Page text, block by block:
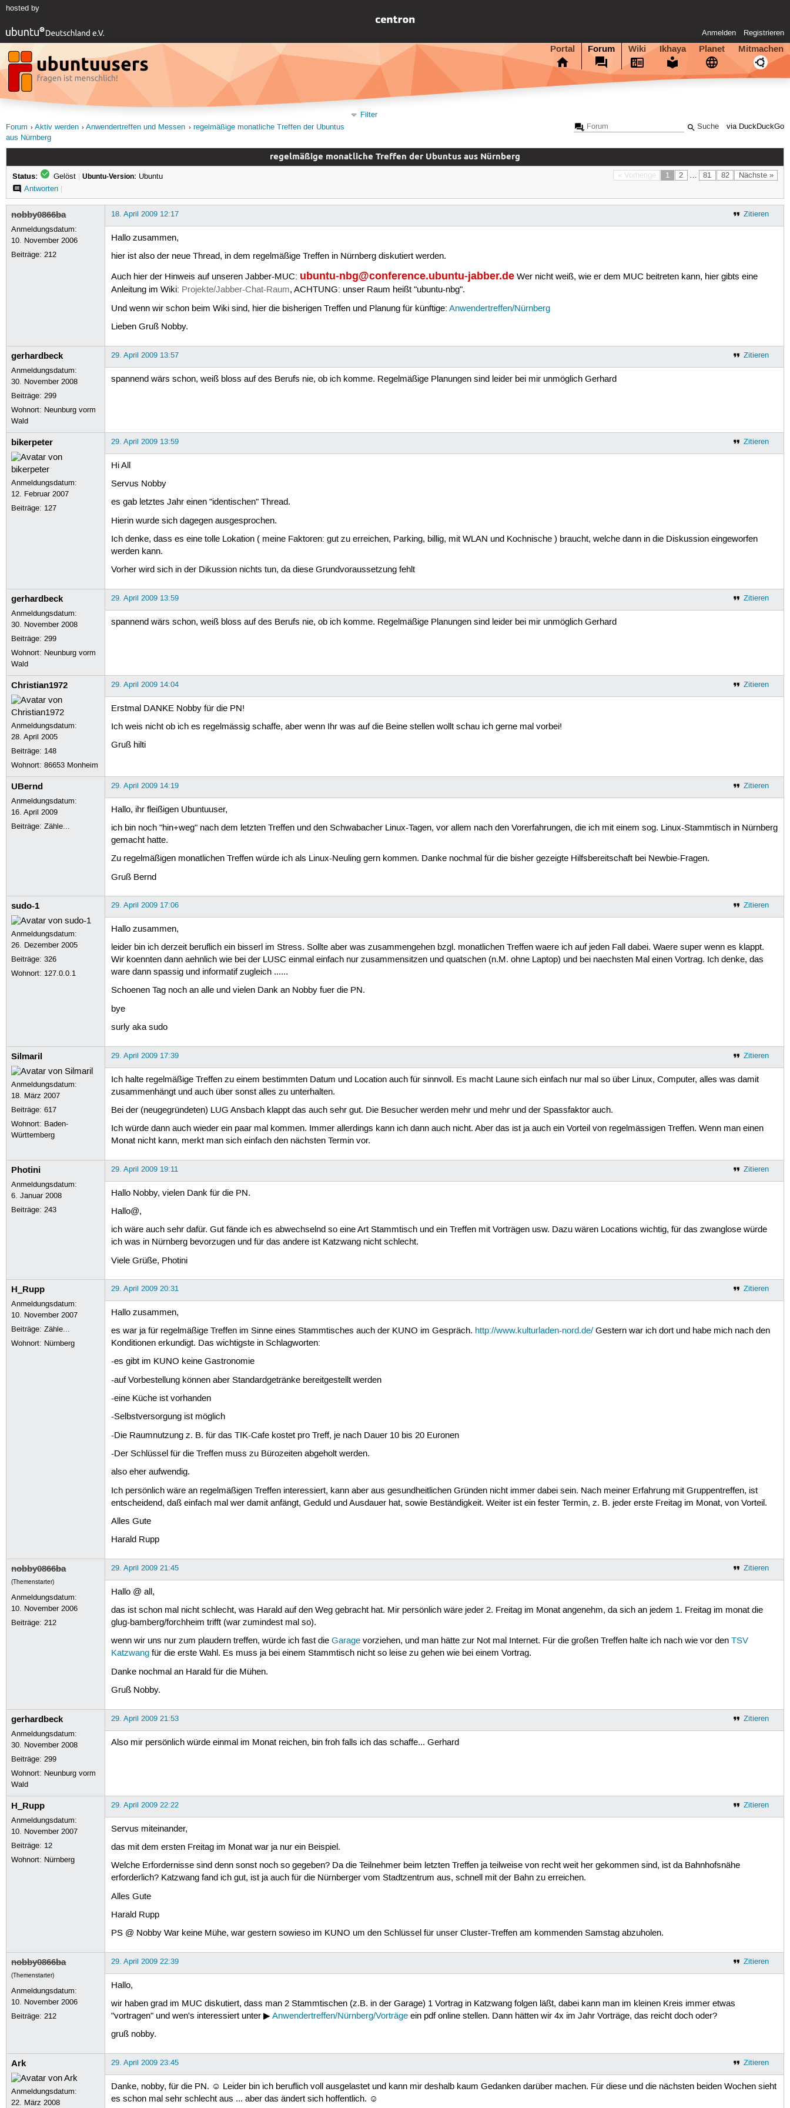
hosted by
Anmelden Registrieren
Portal Forum Wiki Ikhaya Planet Mitmachen
via DuckDuckGo
Filter
Forum
Aktiv werden Anwendertreffen und Messen
regelmäßige monatliche Treffen der Ubuntus
aus Nürnberg
regelmäßige monatliche Treffen der Ubuntus aus Nürnberg
« Vorherige 1 2 … 81 82 Nächste »
Status: Gelöst | Ubuntu-Version: Ubuntu
Antworten|
nobby0866ba
Anmeldungsdatum:
10. November 2006
Beiträge:212
Zitieren
18. April 2009 12:17
Hallo zusammen,
hier ist also der neue Thread, in dem regelmäßige Treffen in Nürnberg diskutiert werden.
Auch hier der Hinweis auf unseren Jabber-MUC: ubuntu-nbg@conference.ubuntu-jabber.deWer nicht weiß, wie er dem MUC beitreten kann, hier gibts eine
Anleitung im Wiki: Projekte/Jabber-Chat-Raum, ACHTUNG: unser Raum heißt "ubuntu-nbg".
Und wenn wir schon beim Wiki sind, hier die bisherigen Treffen und Planung für künftige: Anwendertreffen/Nürnberg
Lieben Gruß Nobby.
gerhardbeck
Anmeldungsdatum:
30. November 2008
Beiträge:299
Wohnort: Neunburg vorm
Wald
Zitieren
29. April 2009 13:57
spannend wärs schon, weiß bloss auf des Berufs nie, ob ich komme. Regelmäßige Planungen sind leider bei mir unmöglich Gerhard
bikerpeter
Anmeldungsdatum:
12. Februar 2007
Beiträge: 127
Zitieren
29. April 2009 13:59
Hi All
Servus Nobby
es gab letztes Jahr einen "identischen" Thread.
Hierin wurde sich dagegen ausgesprochen.
Ich denke, dass es eine tolle Lokation ( meine Faktoren: gut zu erreichen, Parking, billig, mit WLAN und Kochnische ) braucht, welche dann in die Diskussion eingeworfen
werden kann.
Vorher wird sich in der Dikussion nichts tun, da diese Grundvoraussetzung fehlt
gerhardbeck
Anmeldungsdatum:
30. November 2008
Beiträge:299
Wohnort: Neunburg vorm
Wald
Zitieren
29. April 2009 13:59
spannend wärs schon, weiß bloss auf des Berufs nie, ob ich komme. Regelmäßige Planungen sind leider bei mir unmöglich Gerhard
Christian1972
Anmeldungsdatum:
28. April 2005
Beiträge: 148
Wohnort: 86653 Monheim
Zitieren
29. April 2009 14:04
Erstmal DANKE Nobby für die PN!
Ich weis nicht ob ich es regelmässig schaffe, aber wenn Ihr was auf die Beine stellen wollt schau ich gerne mal vorbei!
Gruß hilti
UBernd
Anmeldungsdatum:
16. April 2009
Beiträge:Zähle...
Zitieren
29. April 2009 14:19
Hallo, ihr fleißigen Ubuntuuser,
ich bin noch "hin+weg" nach dem letzten Treffen und den Schwabacher Linux-Tagen, vor allem nach den Vorerfahrungen, die ich mit einem sog. Linux-Stammtisch in Nürnberg
gemacht hatte.
Zu regelmäßigen monatlichen Treffen würde ich als Linux-Neuling gern kommen. Danke nochmal für die bisher gezeigte Hilfsbereitschaft bei Newbie-Fragen.
Gruß Bernd
sudo-1
Anmeldungsdatum:
26. Dezember 2005
Beiträge:326
Wohnort: 127.0.0.1
Zitieren
29. April 2009 17:06
Hallo zusammen,
leider bin ich derzeit beruflich ein bisserl im Stress. Sollte aber was zusammengehen bzgl. monatlichen Treffen waere ich auf jeden Fall dabei. Waere super wenn es klappt.
Wir koennten dann aehnlich wie bei der LUSC einmal einfach nur zusammensitzen und quatschen (n.M. ohne Laptop) und bei naechsten Mal einen Vortrag. Ich denke, das
ware dann spassig und informatif zugleich ......
Schoenen Tag noch an alle und vielen Dank an Nobby fuer die PN.
bye
surly aka sudo
Silmaril
Anmeldungsdatum:
18. März 2007
Beiträge:617
Wohnort: Baden-
Württemberg
Zitieren
29. April 2009 17:39
Ich halte regelmäßige Treffen zu einem bestimmten Datum und Location auch für sinnvoll. Es macht Laune sich einfach nur mal so über Linux, Computer, alles was damit
zusammenhängt und auch über sonst alles zu unterhalten.
Bei der (neugegründeten) LUG Ansbach klappt das auch sehr gut. Die Besucher werden mehr und mehr und der Spassfaktor auch.
Ich würde dann auch wieder ein paar mal kommen. Immer allerdings kann ich dann auch nicht. Aber das ist ja auch ein Vorteil von regelmässigen Treffen. Wenn man einen
Monat nicht kann, merkt man sich einfach den nächsten Termin vor.
Photini
Anmeldungsdatum:
6. Januar 2008
Beiträge:243
Zitieren
29. April 2009 19:11
Hallo Nobby, vielen Dank für die PN.
Hallo@,
ich wäre auch sehr dafür. Gut fände ich es abwechselnd so eine Art Stammtisch und ein Treffen mit Vorträgen usw. Dazu wären Locations wichtig, für das zwanglose würde
ich was in Nürnberg bevorzugen und für das andere ist Katzwang nicht schlecht.
Viele Grüße, Photini
H_Rupp
Anmeldungsdatum:
10. November 2007
Beiträge:Zähle...
Wohnort: Nürnberg
Zitieren
29. April 2009 20:31
Hallo zusammen,
es war ja für regelmäßige Treffen im Sinne eines Stammtisches auch der KUNO im Gespräch. http://www.kulturladen-nord.de/Gestern war ich dort und habe mich nach den
Konditionen erkundigt. Das wichtigste in Schlagworten:
-es gibt im KUNO keine Gastronomie
-auf Vorbestellung können aber Standardgetränke bereitgestellt werden
-eine Küche ist vorhanden
-Selbstversorgung ist möglich
-Die Raumnutzung z. B. für das TIK-Cafe kostet pro Treff, je nach Dauer 10 bis 20 Euronen
-Der Schlüssel für die Treffen muss zu Bürozeiten abgeholt werden.
also eher aufwendig.
Ich persönlich wäre an regelmäßigen Treffen interessiert, kann aber aus gesundheitlichen Gründen nicht immer dabei sein. Nach meiner Erfahrung mit Gruppentreffen, ist
entscheidend, daß einfach mal wer damit anfängt, Geduld und Ausdauer hat, sowie Beständigkeit. Weiter ist ein fester Termin, z. B. jeder erste Freitag im Monat, von Vorteil.
Alles Gute
Harald Rupp
nobby0866ba
(Themenstarter)
Anmeldungsdatum:
10. November 2006
Beiträge:212
Zitieren
29. April 2009 21:45
Hallo @ all,
das ist schon mal nicht schlecht, was Harald auf den Weg gebracht hat. Mir persönlich wäre jeder 2. Freitag im Monat angenehm, da sich an jedem 1. Freitag im monat die
glug-bamberg/forchheim trifft (war zumindest mal so).
wenn wir uns nur zum plaudern treffen, würde ich fast die Garagevorziehen, und man hätte zur Not mal Internet. Für die großen Treffen halte ich nach wie vor den TSV
Katzwangfür die erste Wahl. Es muss ja bei einem Stammtisch nicht so leise zu gehen wie bei einem Vortrag.
Danke nochmal an Harald für die Mühen.
Gruß Nobby.
gerhardbeck
Anmeldungsdatum:
30. November 2008
Beiträge:299
Wohnort: Neunburg vorm
Wald
Zitieren
29. April 2009 21:53
Also mir persönlich würde einmal im Monat reichen, bin froh falls ich das schaffe... Gerhard
H_Rupp
Anmeldungsdatum:
10. November 2007
Beiträge: 12
Wohnort: Nürnberg
Zitieren
29. April 2009 22:22
Servus miteinander,
das mit dem ersten Freitag im Monat war ja nur ein Beispiel.
Welche Erfordernisse sind denn sonst noch so gegeben? Da die Teilnehmer beim letzten Treffen ja teilweise von recht weit her gekommen sind, ist da Bahnhofsnähe
erforderlich? Katzwang fand ich gut, ist ja auch für die Nürnberger vom Stadtzentrum aus, schnell mit der Bahn zu erreichen.
Alles Gute
Harald Rupp
PS @ Nobby War keine Mühe, war gestern sowieso im KUNO um den Schlüssel für unser Cluster-Treffen am kommenden Samstag abzuholen.
nobby0866ba
(Themenstarter)
Anmeldungsdatum:
10. November 2006
Beiträge:212
Zitieren
29. April 2009 22:39
Hallo,
wir haben grad im MUC diskutiert, dass man 2 Stammtischen (z.B. in der Garage) 1 Vortrag in Katzwang folgen läßt, dabei kann man im kleinen Kreis immer etwas
"vortragen" und wen's interessiert unter ▶Anwendertreffen/Nürnberg/Vorträgeein pdf online stellen. Dann hätten wir 4x im Jahr Vorträge, das reicht doch oder?
gruß nobby.
Ark
Anmeldungsdatum:
22. März 2008
Zitieren
29. April 2009 23:45
Danke, nobby, für die PN. ☺ Leider bin ich beruflich voll ausgelastet und kann mir deshalb kaum Gedanken darüber machen. Für diese und die nächsten beiden Wochen sieht
es schon mal sehr schlecht aus ... aber das ändert sich hoffentlich. ☺